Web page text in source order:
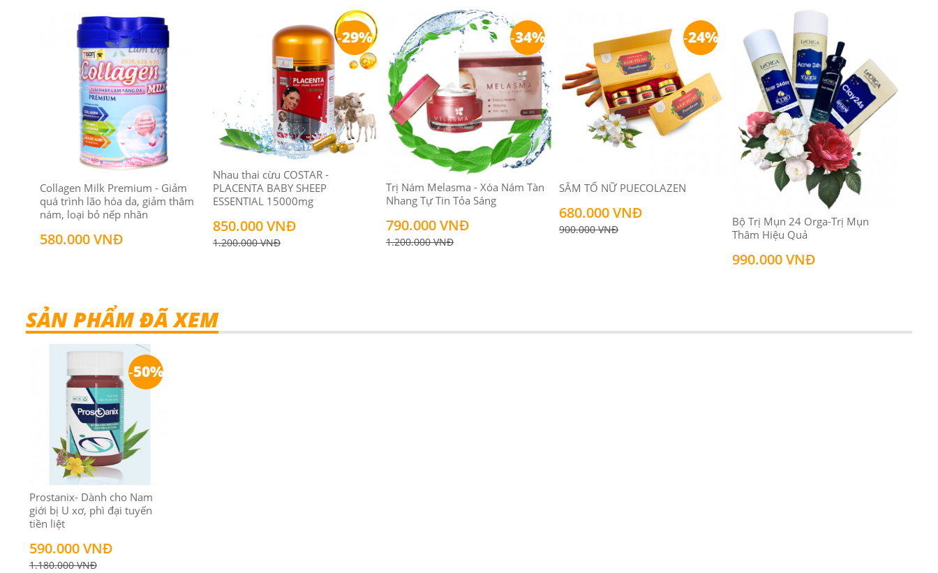
Collagen Milk Premium - Giảm
quá trình lão hóa da, giảm thâm
nám, loại bỏ nếp nhăn
580.000 VNĐ
Nhau thai cừu COSTAR -
PLACENTA BABY SHEEP
ESSENTIAL 15000mg
850.000 VNĐ
1.200.000 VNĐ
-29%
Trị Nám Melasma - Xóa Nám Tàn
Nhang Tự Tin Tỏa Sáng
790.000 VNĐ
1.200.000 VNĐ
-34%
SÂM TỐ NỮ PUECOLAZEN
680.000 VNĐ
900.000 VNĐ
-24%
Bộ Trị Mụn 24 Orga-Trị Mụn
Thâm Hiệu Quả
990.000 VNĐ
SẢN PHẨM ĐÃ XEM
Prostanix- Dành cho Nam
giới bị U xơ, phì đại tuyến
tiền liệt
590.000 VNĐ
1.180.000 VNĐ
-50%